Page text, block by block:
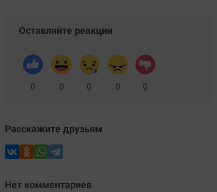
Оставляйте реакции
0 0 0 0 0
Расскажите друзьям
Нет комментариев